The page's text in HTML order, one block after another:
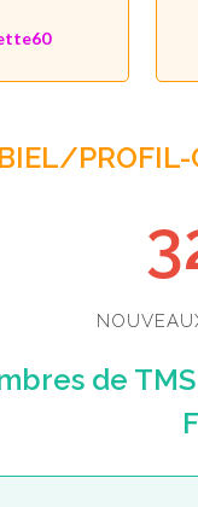
PROFIL-
de